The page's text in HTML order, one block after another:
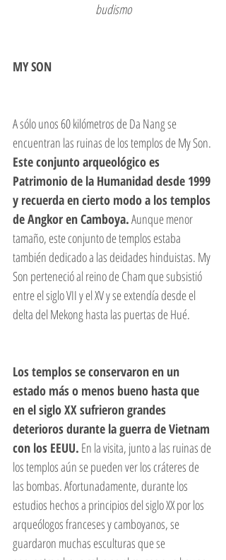
budismo
MY SON
A sólo unos 60 kilómetros de Da Nang se
encuentran las ruinas de los templos de My Son.
Este conjunto arqueológico es
Patrimonio de la Humanidad desde 1999
y recuerda en cierto modo a los templos
de Angkor en Camboya. Aunque menor
tamaño, este conjunto de templos estaba
también dedicado a las deidades hinduistas. My
Son perteneció al reino de Cham que subsistió
entre el siglo VII y el XV y se extendía desde el
delta del Mekong hasta las puertas de Hué.
Los templos se conservaron en un
estado más o menos bueno hasta que
en el siglo XX sufrieron grandes
deterioros durante la guerra de Vietnam
con los EEUU. En la visita, junto a las ruinas de
los templos aún se pueden ver los cráteres de
las bombas. Afortunadamente, durante los
estudios hechos a principios del siglo XX por los
arqueólogos franceses y camboyanos, se
guardaron muchas esculturas que se